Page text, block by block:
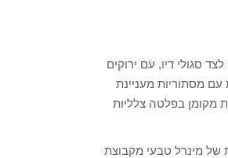
ומרהיבים לצד סגולי דיו, עם ירוקים
מסתוריות מעניינת
מקומן בפלטה צלליות
של מינרל טבעי מקבוצת